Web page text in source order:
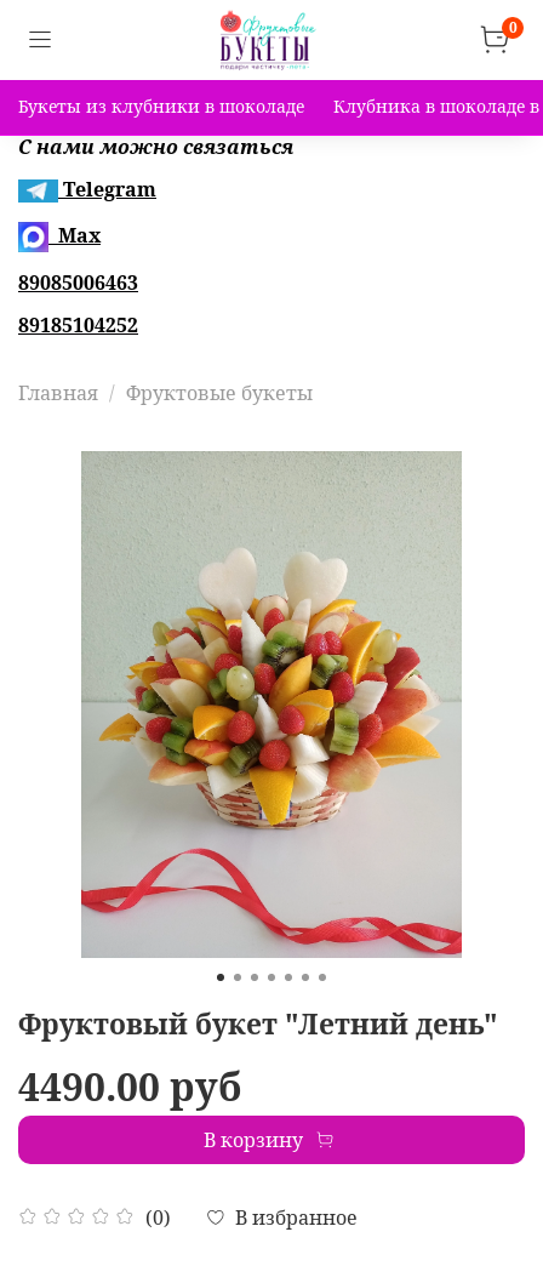
0
Букеты из клубники в шоколаде Клубника в шоколаде в
С нами можно связаться
Telegram
Max
89085006463
89185104252
Главная Фруктовые букеты
Фруктовый букет "Летний день"
(0) В избранное
4490.00 руб
В корзину